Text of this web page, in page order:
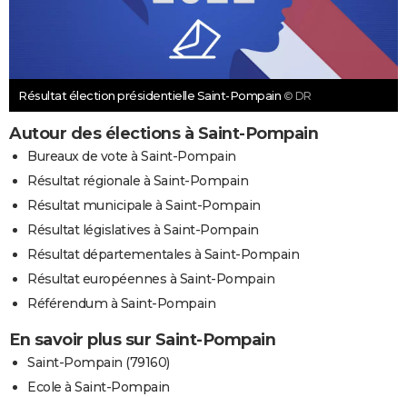
Résultat élection présidentielle Saint-Pompain © DR
Autour des élections à Saint-Pompain
Bureaux de vote à Saint-Pompain
Résultat régionale à Saint-Pompain
Résultat municipale à Saint-Pompain
Résultat législatives à Saint-Pompain
Résultat départementales à Saint-Pompain
Résultat européennes à Saint-Pompain
Référendum à Saint-Pompain
En savoir plus sur Saint-Pompain
Saint-Pompain (79160)
Ecole à Saint-Pompain